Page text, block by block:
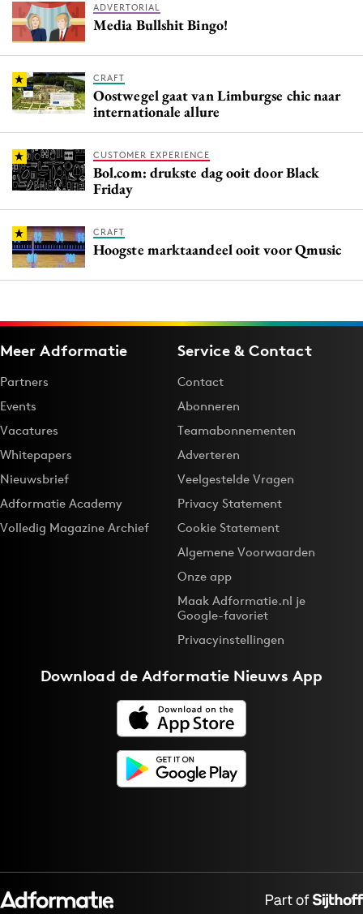
ADVERTORIAL
Media Bullshit Bingo!
CRAFT
Oostwegel gaat van Limburgse chic naar
internationale allure
CUSTOMER EXPERIENCE
Bol.com: drukste dag ooit door Black
Friday
CRAFT
Hoogste marktaandeel ooit voor Qmusic
Meer Adformatie
Partners
Events
Vacatures
Whitepapers
Nieuwsbrief
Adformatie Academy
Volledig Magazine Archief
Service & Contact
Contact
Abonneren
Teamabonnementen
Adverteren
Veelgestelde Vragen
Privacy Statement
Cookie Statement
Algemene Voorwaarden
Onze app
Maak Adformatie.nl je
Google-favoriet
Privacyinstellingen
Download deAdformatie Nieuws App